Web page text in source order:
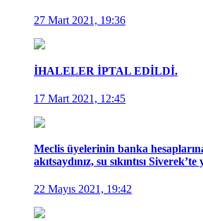
27 Mart 2021, 19:36
İHALELER İPTAL EDİLDİ.
17 Mart 2021, 12:45
Meclis üyelerinin banka
akıtsaydınız, su sıkıntısı
22 Mayıs 2021, 19:42